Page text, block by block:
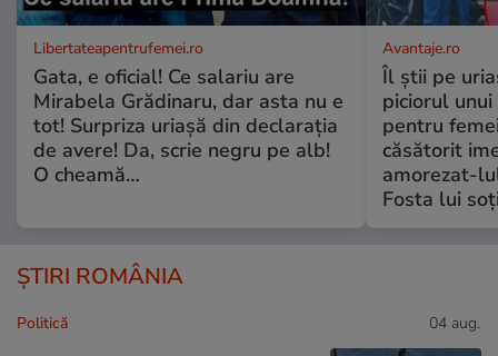
Libertateapentrufemei.ro
Gata, e oficial! Ce salariu are
Mirabela Grădinaru, dar asta nu e
tot! Surpriza uriașă din declarația
de avere! Da, scrie negru pe alb!
O cheamă…
Avantaje.ro
Îl știi pe
piciorul
pentru
căsătorit
amorezat-
Fosta lui
ȘTIRI ROMÂNIA
Politică 04 aug.